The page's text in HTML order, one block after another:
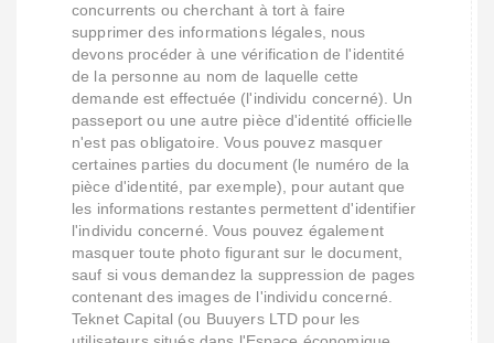
concurrents ou cherchant à tort à faire
supprimer des informations légales, nous
devons procéder à une vérification de l'identité
de la personne au nom de laquelle cette
demande est effectuée (l'individu concerné). Un
passeport ou une autre pièce d'identité officielle
n'est pas obligatoire. Vous pouvez masquer
certaines parties du document (le numéro de la
pièce d'identité, par exemple), pour autant que
les informations restantes permettent d'identifier
l'individu concerné. Vous pouvez également
masquer toute photo figurant sur le document,
sauf si vous demandez la suppression de pages
contenant des images de l'individu concerné.
Teknet Capital (ou Buuyers LTD pour les